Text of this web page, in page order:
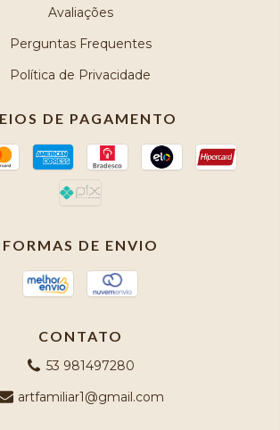
Avaliações
Perguntas Frequentes
Política de Privacidade
DE PAGAMENTO
FORMAS DE ENVIO
CONTATO
53 981497280
artfamiliar1@gmail.com